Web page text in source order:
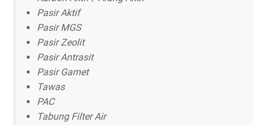
Pasir Aktif
Pasir MGS
Pasir Zeolit
Pasir Antrasit
Pasir Garnet
Tawas
PAC
Tabung Filter Air